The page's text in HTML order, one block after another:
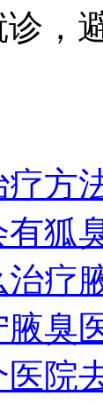
，
方
有狐
治疗
臭
院